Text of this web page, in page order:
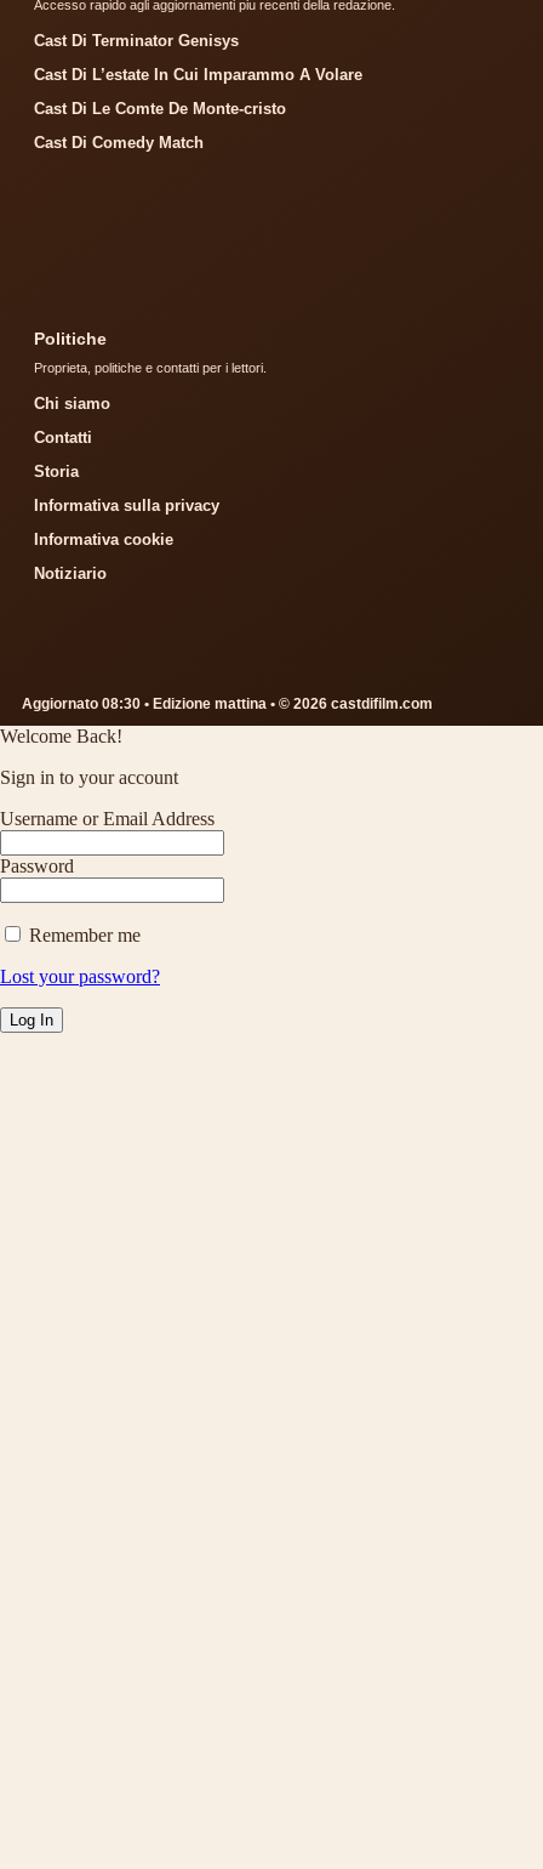
Accesso rapido agli aggiornamenti piu recenti della redazione.
Cast Di Terminator Genisys
Cast Di L’estate In Cui Imparammo A Volare
Cast Di Le Comte De Monte-cristo
Cast Di Comedy Match
Politiche
Proprieta, politiche e contatti per i lettori.
Chi siamo
Contatti
Storia
Informativa sulla privacy
Informativa cookie
Notiziario
Aggiornato 08:30 • Edizione mattina • © 2026 castdifilm.com
Welcome Back!
Sign in to your account
Username or Email Address
Password
Remember me
Lost your password?